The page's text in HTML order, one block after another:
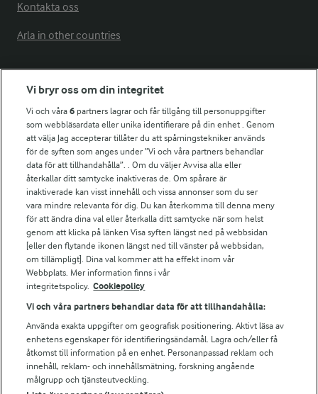
Kontakta oss
Arla in other countries
Fler Arlasajter
För ägare
Arlas kundportal
Arla.com
Falbygdens Ost
Arla webbshop
Bildbank
Följ oss
Vi bryr oss om din integritet
Vi och våra6 partners lagrar och får tillgång till personuppgifter
som webbläsardata eller unika identifierare på din enhet . Genom
att välja Jag accepterar tillåter du att spårningstekniker används
för de syften som anges under ”Vi och våra partners behandlar
data för att tillhandahålla”. . Om du väljer Avvisa alla eller
återkallar ditt samtycke inaktiveras de. Om spårare är
inaktiverade kan visst innehåll och vissa annonser som du ser
vara mindre relevanta för dig. Du kan återkomma till denna meny
för att ändra dina val eller återkalla ditt samtycke när som helst
genom att klicka på länken Visa syften längst ned på webbsidan
[eller den flytande ikonen längst ned till vänster på webbsidan,
om tillämpligt]. Dina val kommer att ha effekt inom vår
Webbplats. Mer information finns i vår
integritetspolicy. Cookiepolicy
Vi och våra partners behandlar data för att tillhandahålla:
Använda exakta uppgifter om geografisk positionering. Aktivt läsa av
enhetens egenskaper för identifieringsändamål. Lagra och/eller få
åtkomst till information på en enhet. Personanpassad reklam och
innehåll, reklam- och innehållsmätning, forskning angående
målgrupp och tjänsteutveckling.